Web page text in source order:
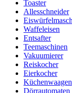
Toaster
Allesschneider
Waffeleisen
Entsafter
Teemaschinen
Vakuumierer
Reiskocher
Eierkocher
Küchenwaagen
Dörrautomaten